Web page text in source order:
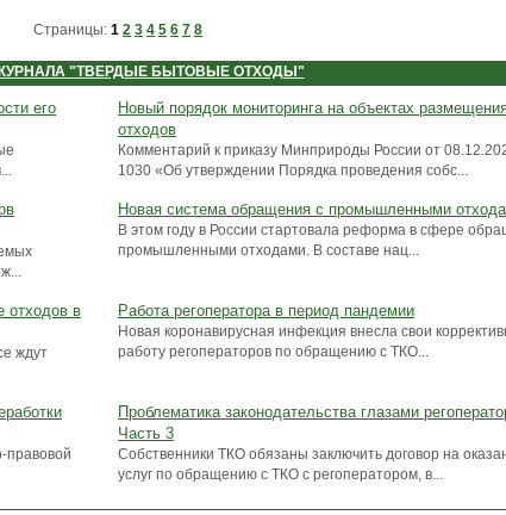
Страницы: 1 2 3 4 5 6 7 8
"ТВЕРДЫЕ БЫТОВЫЕ ОТХОДЫ"
его
Новый порядок мониторинга на объектах
отходов
Комментарий к приказу Минприроды России от
1030 «Об утверждении Порядка проведения собс...
Новая система обращения с промышленными
В этом году в России стартовала реформа в сфере
промышленными отходами. В составе нац...
отходов в
ждут
Работа регоператора в период пандемии
Новая коронавирусная инфекция внесла свои
работу регоператоров по обращению с ТКО...
правовой
Проблематика законодательства глазами
Часть 3
Собственники ТКО обязаны заключить договор на
услуг по обращению с ТКО с регоператором, в...